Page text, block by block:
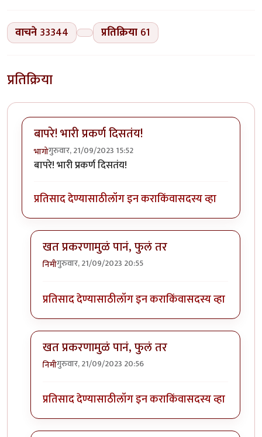
वाचने 33344 प्रतिक्रिया 61
प्रतिक्रिया
बापरे! भारी प्रकर्ण दिसतंय!
भागोगुरुवार, 21/09/2023 15:52
बापरे! भारी प्रकर्ण दिसतंय!
प्रतिसाद देण्यासाठीलॉग इन कराकिंवासदस्य व्हा
खत प्रकरणामुळं पानं, फुलं तर
निमीगुरुवार, 21/09/2023 20:55
प्रतिसाद देण्यासाठीलॉग इन कराकिंवासदस्य व्हा
खत प्रकरणामुळं पानं, फुलं तर
निमीगुरुवार, 21/09/2023 20:56
प्रतिसाद देण्यासाठीलॉग इन कराकिंवासदस्य व्हा